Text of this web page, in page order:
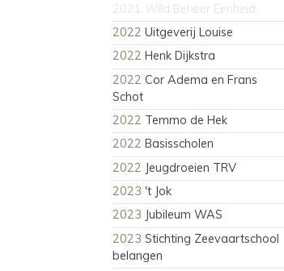
2021 Wild Beheer Eenheid
2022 Uitgeverij Louise
2022 Henk Dijkstra
2022 Cor Adema en Frans
Schot
2022 Temmo de Hek
2022 Basisscholen
2022 Jeugdroeien TRV
2023 't Jok
2023 Jubileum WAS
2023 Stichting Zeevaartschool
belangen